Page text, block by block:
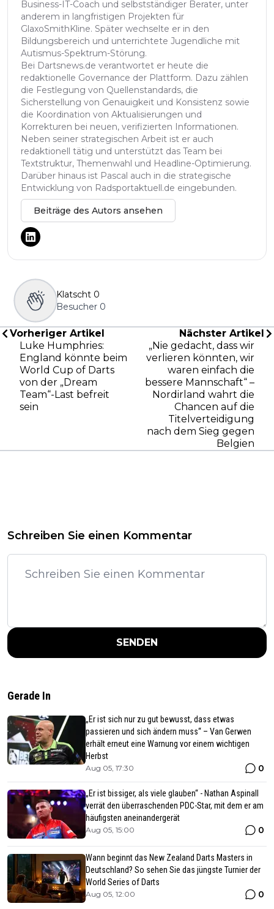
Business-IT-Coach und selbstständiger Berater, unter
anderem in langfristigen Projekten für
GlaxoSmithKline. Später wechselte er in den
Bildungsbereich und unterrichtete Jugendliche mit
Autismus-Spektrum-Störung.
Bei Dartsnews.de verantwortet er heute die
redaktionelle Governance der Plattform. Dazu zählen
die Festlegung von Quellenstandards, die
Sicherstellung von Genauigkeit und Konsistenz sowie
die Koordination von Aktualisierungen und
Korrekturen bei neuen, verifizierten Informationen.
Neben seiner strategischen Arbeit ist er auch
redaktionell tätig und unterstützt das Team bei
Textstruktur, Themenwahl und Headline-Optimierung.
Darüber hinaus ist Pascal auch in die strategische
Entwicklung von Radsportaktuell.de eingebunden.
Beiträge des Autors ansehen
Klatscht 0
Besucher 0
Vorheriger Artikel
Luke Humphries:
England könnte beim
World Cup of Darts
von der „Dream
Team“-Last befreit
sein
Nächster Artikel
„Nie gedacht, dass wir
verlieren könnten, wir
waren einfach die
bessere Mannschaft“ –
Nordirland wahrt die
Chancen auf die
Titelverteidigung
nach dem Sieg gegen
Belgien
Schreiben Sie einen Kommentar
SENDEN
Gerade In
„Er ist sich nur zu gut bewusst, dass etwas
passieren und sich ändern muss“ – Van Gerwen
erhält erneut eine Warnung vor einem wichtigen
Herbst
Aug 05, 17:30 0
„Er ist bissiger, als viele glauben“ - Nathan Aspinall
verrät den überraschenden PDC-Star, mit dem er am
häufigsten aneinandergerät
Aug 05, 15:00 0
Wann beginnt das New Zealand Darts Masters in
Deutschland? So sehen Sie das jüngste Turnier der
World Series of Darts
Aug 05, 12:00 0